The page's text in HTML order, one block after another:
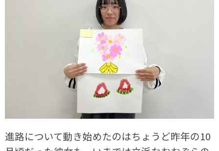
進路について動き始めたのはちょうど昨年の10